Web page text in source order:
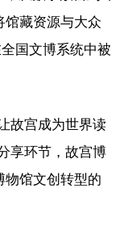
馆藏资源与大众
国文博系统中被
故宫成为世界读
享环节，故宫博
物馆文创转型的